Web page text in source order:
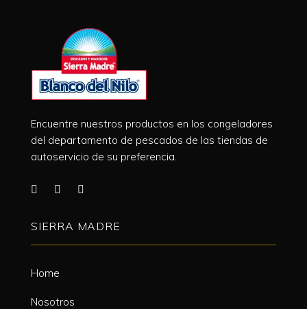
Encuentre nuestros productos en los congeladores
del departamento de pescados de las tiendas de
autoservicio de su preferencia.
SIERRA MADRE
Home
Nosotros